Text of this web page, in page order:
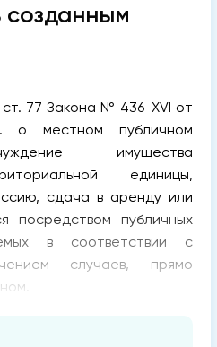
созданным
ст. 77 Закона № 436-XVI от
о местном публичном
имущества
единицы,
сдача в аренду или
посредством публичных
в соответствии с
случаев, прямо